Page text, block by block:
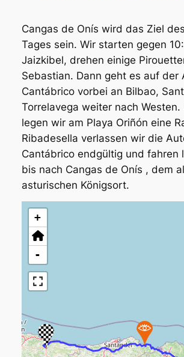
Cangas de Onís wird das Ziel
Tages sein. Wir starten gegen
Jaizkibel, drehen einige
Sebastian. Dann geht es auf der
Cantábrico vorbei an Bilbao,
Torrelavega weiter nach
legen wir am Playa Oriñón eine
Ribadesella verlassen wir die
Cantábrico endgültig und fahren
bis nach Cangas de Onís , dem
asturischen Königsort.
+
-